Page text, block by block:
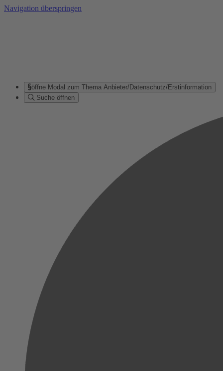
Navigation überspringen
öffne Modal zum Thema Anbieter/Datenschutz/Erstinformation
Suche öffnen